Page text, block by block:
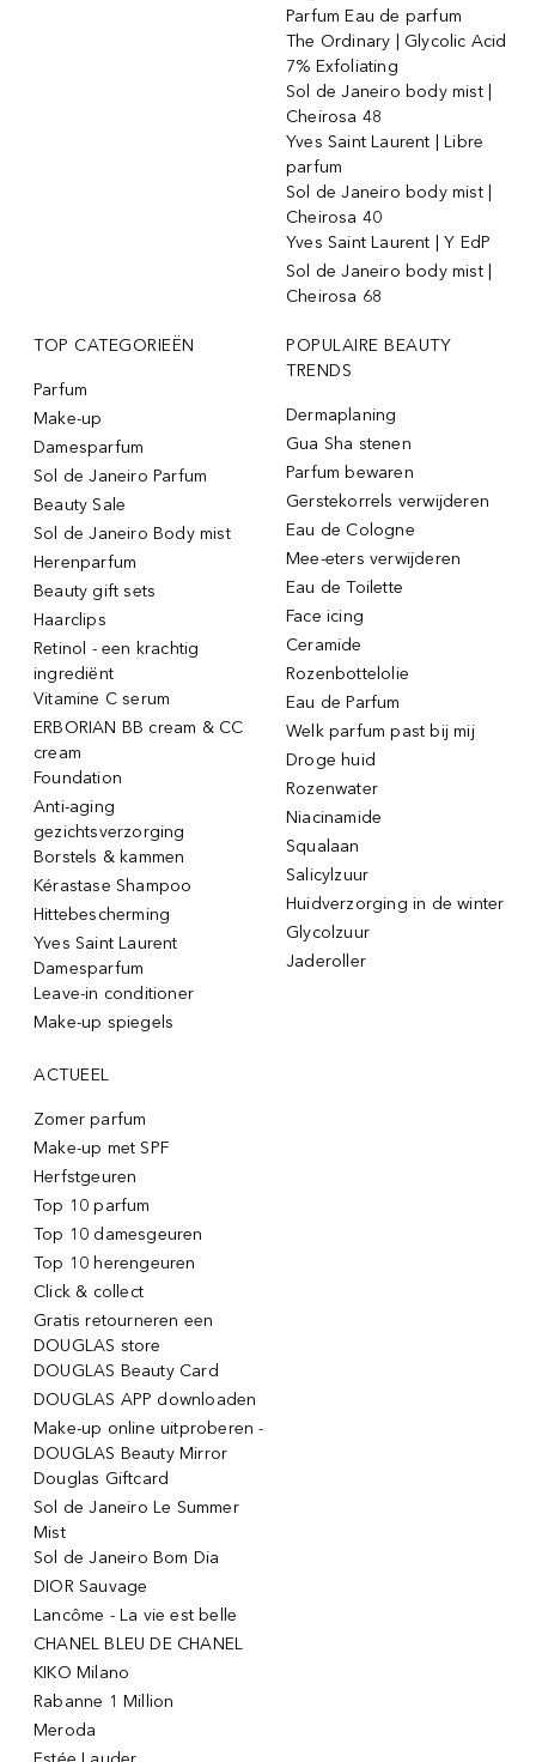
Parfum Eau de parfum
The Ordinary | Glycolic Acid
7% Exfoliating
Sol de Janeiro body mist |
Cheirosa 48
Yves Saint Laurent | Libre
parfum
Sol de Janeiro body mist |
Cheirosa 40
Yves Saint Laurent | Y EdP
Sol de Janeiro body mist |
Cheirosa 68
TOP CATEGORIEËN
Parfum
Make-up
Damesparfum
Sol de Janeiro Parfum
Beauty Sale
Sol de Janeiro Body mist
Herenparfum
Beauty gift sets
Haarclips
Retinol - een krachtig
ingrediënt
Vitamine C serum
ERBORIAN BB cream & CC
cream
Foundation
Anti-aging
gezichtsverzorging
Borstels & kammen
Kérastase Shampoo
Hittebescherming
Yves Saint Laurent
Damesparfum
Leave-in conditioner
Make-up spiegels
POPULAIRE BEAUTY
TRENDS
Dermaplaning
Gua Sha stenen
Parfum bewaren
Gerstekorrels verwijderen
Eau de Cologne
Mee-eters verwijderen
Eau de Toilette
Face icing
Ceramide
Rozenbottelolie
Eau de Parfum
Welk parfum past bij mij
Droge huid
Rozenwater
Niacinamide
Squalaan
Salicylzuur
Huidverzorging in de winter
Glycolzuur
Jaderoller
ACTUEEL
Zomer parfum
Make-up met SPF
Herfstgeuren
Top 10 parfum
Top 10 damesgeuren
Top 10 herengeuren
Click & collect
Gratis retourneren een
DOUGLAS store
DOUGLAS Beauty Card
DOUGLAS APP downloaden
Make-up online uitproberen -
DOUGLAS Beauty Mirror
Douglas Giftcard
Sol de Janeiro Le Summer
Mist
Sol de Janeiro Bom Dia
DIOR Sauvage
Lancôme - La vie est belle
CHANEL BLEU DE CHANEL
KIKO Milano
Rabanne 1 Million
Meroda